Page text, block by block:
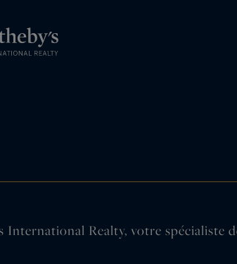
International Realty, votre spécialiste